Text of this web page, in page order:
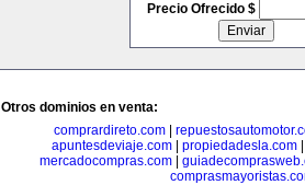
Precio Ofrecido $
Otros dominios en venta:
comprardireto.com
apuntesdeviaje.com
propiedadesla.com
mercadocompras.com|